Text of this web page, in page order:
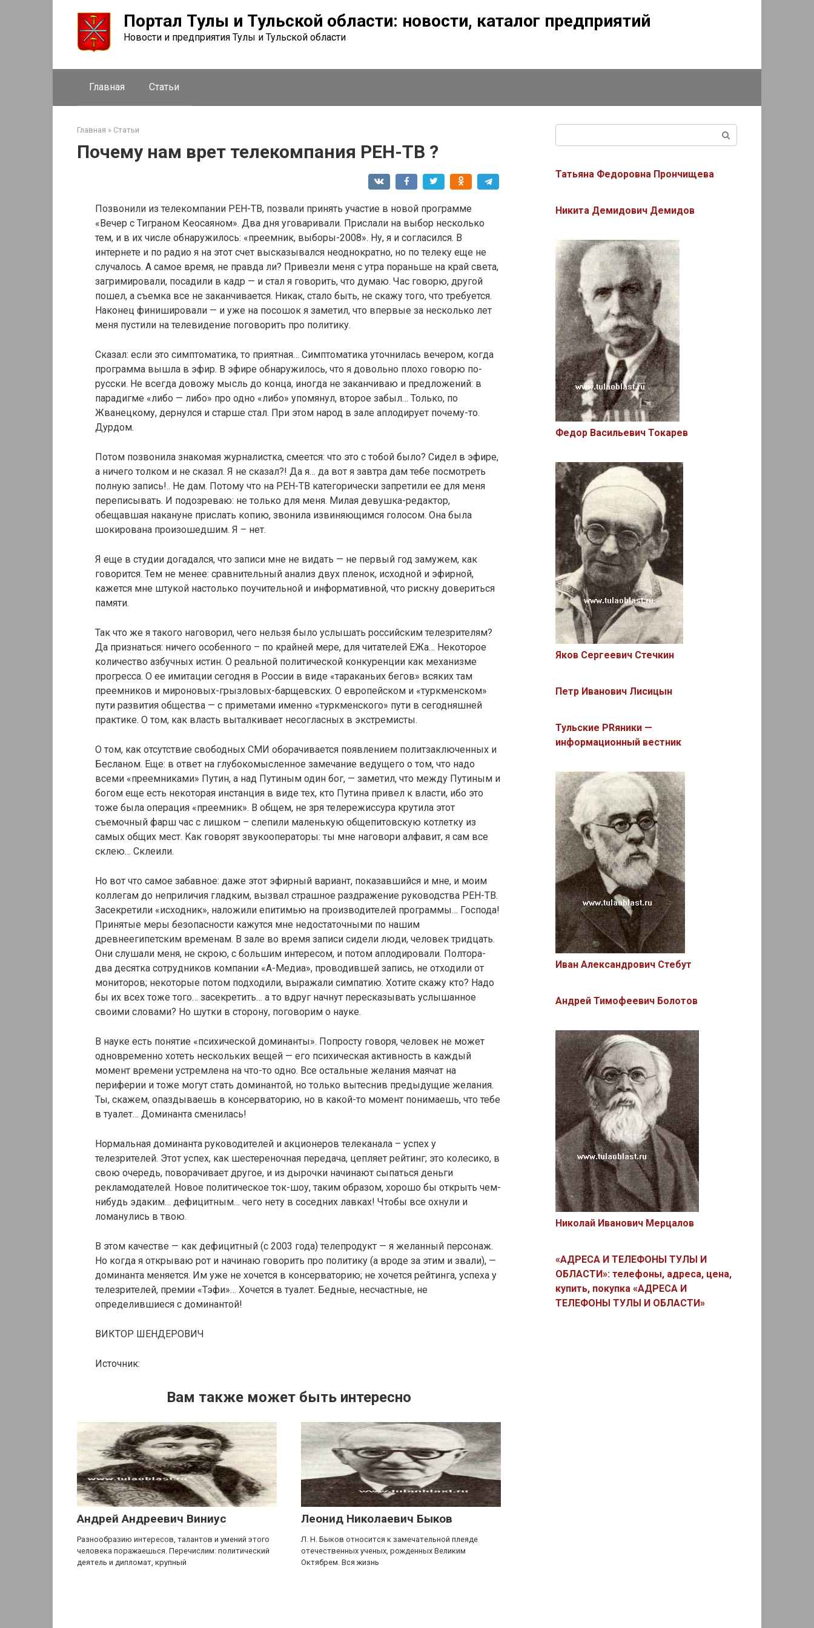
Портал Тулы и Тульской области: новости, каталог предприятий
Новости и предприятия Тулы и Тульской области
Главная Статьи
Главная » Статьи
Почему нам врет телекомпания РЕН-ТВ ?
Позвонили из телекомпании РЕН-ТВ, позвали принять участие в новой программе
«Вечер с Тиграном Кеосаяном». Два дня уговаривали. Прислали на выбор несколько
тем, и в их числе обнаружилось: «преемник, выборы-2008». Ну, я и согласился. В
интернете и по радио я на этот счет высказывался неоднократно, но по телеку еще не
случалось. А самое время, не правда ли? Привезли меня с утра пораньше на край света,
загримировали, посадили в кадр — и стал я говорить, что думаю. Час говорю, другой
пошел, а съемка все не заканчивается. Никак, стало быть, не скажу того, что требуется.
Наконец финишировали — и уже на посошок я заметил, что впервые за несколько лет
меня пустили на телевидение поговорить про политику.
Сказал: если это симптоматика, то приятная… Симптоматика уточнилась вечером, когда
программа вышла в эфир. В эфире обнаружилось, что я довольно плохо говорю по-
русски. Не всегда довожу мысль до конца, иногда не заканчиваю и предложений: в
парадигме «либо — либо» про одно «либо» упомянул, второе забыл… Только, по
Жванецкому, дернулся и старше стал. При этом народ в зале аплодирует почему-то.
Дурдом.
Потом позвонила знакомая журналистка, смеется: что это с тобой было? Сидел в эфире,
а ничего толком и не сказал. Я не сказал?! Да я… да вот я завтра дам тебе посмотреть
полную запись!.. Не дам. Потому что на РЕН-ТВ категорически запретили ее для меня
переписывать. И подозреваю: не только для меня. Милая девушка-редактор,
обещавшая накануне прислать копию, звонила извиняющимся голосом. Она была
шокирована произошедшим. Я – нет.
Я еще в студии догадался, что записи мне не видать — не первый год замужем, как
говорится. Тем не менее: сравнительный анализ двух пленок, исходной и эфирной,
кажется мне штукой настолько поучительной и информативной, что рискну довериться
памяти.
Так что же я такого наговорил, чего нельзя было услышать российским телезрителям?
Да признаться: ничего особенного – по крайней мере, для читателей ЕЖа… Некоторое
количество азбучных истин. О реальной политической конкуренции как механизме
прогресса. О ее имитации сегодня в России в виде «тараканьих бегов» всяких там
преемников и мироновых-грызловых-барщевских. О европейском и «туркменском»
пути развития общества — с приметами именно «туркменского» пути в сегодняшней
практике. О том, как власть выталкивает несогласных в экстремисты.
О том, как отсутствие свободных СМИ оборачивается появлением политзаключенных и
Бесланом. Еще: в ответ на глубокомысленное замечание ведущего о том, что надо
всеми «преемниками» Путин, а над Путиным один бог, — заметил, что между Путиным и
богом еще есть некоторая инстанция в виде тех, кто Путина привел к власти, ибо это
тоже была операция «преемник». В общем, не зря телережиссура крутила этот
съемочный фарш час с лишком – слепили маленькую общепитовскую котлетку из
самых общих мест. Как говорят звукооператоры: ты мне наговори алфавит, я сам все
склею… Склеили.
Но вот что самое забавное: даже этот эфирный вариант, показавшийся и мне, и моим
коллегам до неприличия гладким, вызвал страшное раздражение руководства РЕН-ТВ.
Засекретили «исходник», наложили епитимью на производителей программы… Господа!
Принятые меры безопасности кажутся мне недостаточными по нашим
древнеегипетским временам. В зале во время записи сидели люди, человек тридцать.
Они слушали меня, не скрою, с большим интересом, и потом аплодировали. Полтора-
два десятка сотрудников компании «А-Медиа», проводившей запись, не отходили от
мониторов; некоторые потом подходили, выражали симпатию. Хотите скажу кто? Надо
бы их всех тоже того… засекретить… а то вдруг начнут пересказывать услышанное
своими словами? Но шутки в сторону, поговорим о науке.
В науке есть понятие «психической доминанты». Попросту говоря, человек не может
одновременно хотеть нескольких вещей — его психическая активность в каждый
момент времени устремлена на что-то одно. Все остальные желания маячат на
периферии и тоже могут стать доминантой, но только вытеснив предыдущие желания.
Ты, скажем, опаздываешь в консерваторию, но в какой-то момент понимаешь, что тебе
в туалет… Доминанта сменилась!
Нормальная доминанта руководителей и акционеров телеканала – успех у
телезрителей. Этот успех, как шестереночная передача, цепляет рейтинг; это колесико, в
свою очередь, поворачивает другое, и из дырочки начинают сыпаться деньги
рекламодателей. Новое политическое ток-шоу, таким образом, хорошо бы открыть чем-
нибудь эдаким… дефицитным… чего нету в соседних лавках! Чтобы все охнули и
ломанулись в твою.
В этом качестве — как дефицитный (с 2003 года) телепродукт — я желанный персонаж.
Но когда я открываю рот и начинаю говорить про политику (а вроде за этим и звали), —
доминанта меняется. Им уже не хочется в консерваторию; не хочется рейтинга, успеха у
телезрителей, премии «Тэфи»… Хочется в туалет. Бедные, несчастные, не
определившиеся с доминантой!
ВИКТОР ШЕНДЕРОВИЧ
Источник:
Вам также может быть интересно
Андрей Андреевич Виниус
Разнообразию интересов, талантов и умений этого
человека поражаешься. Перечислим: политический
деятель и дипломат, крупный
Леонид Николаевич Быков
Л. Н. Быков относится к замечательной плеяде
отечественных ученых, рожденных Великим
Октябрем. Вся жизнь
Татьяна Федоровна Прончищева
Никита Демидович Демидов
Федор Васильевич Токарев
Яков Сергеевич Стечкин
Петр Иванович Лисицын
Тульские PRяники —
информационный вестник
Иван Александрович Стебут
Андрей Тимофеевич Болотов
Николай Иванович Мерцалов
«АДРЕСА И ТЕЛЕФОНЫ ТУЛЫ И
ОБЛАСТИ»: телефоны, адреса, цена,
купить, покупка «АДРЕСА И
ТЕЛЕФОНЫ ТУЛЫ И ОБЛАСТИ»